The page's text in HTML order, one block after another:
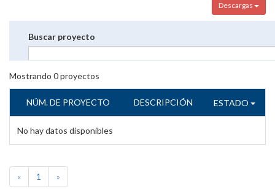
Descargas
Buscar proyecto
Mostrando 0proyectos
NÚM. DE PROYECTO DESCRIPCIÓN ESTADO
No hay datos disponibles
« 1 »